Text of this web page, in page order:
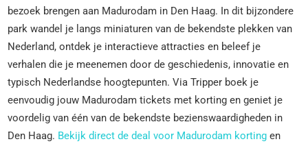
bezoek brengen aan Madurodam in Den Haag. In dit bijzondere
park wandel je langs miniaturen van de bekendste plekken van
Nederland, ontdek je interactieve attracties en beleef je
verhalen die je meenemen door de geschiedenis, innovatie en
typisch Nederlandse hoogtepunten. Via Tripper boek je
eenvoudig jouw Madurodam tickets met korting en geniet je
voordelig van één van de bekendste bezienswaardigheden in
Den Haag. Bekijk direct de deal voor Madurodam korting en